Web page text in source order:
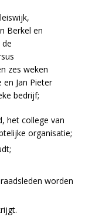
Berkel en
de
zes weken
en Jan Pieter
bedrijf;
het college van
organisatie;
worden